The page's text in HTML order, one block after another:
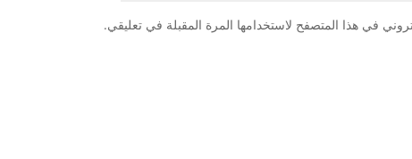
في هذا المتصفح لاستخدامها المرة المقبلة في تعليقي.